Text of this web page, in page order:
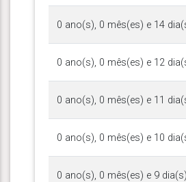
0 ano(s), 0 mês(es) e 14
0 ano(s), 0 mês(es) e 12
0 ano(s), 0 mês(es) e 11
0 ano(s), 0 mês(es) e 10
0 ano(s), 0 mês(es) e 9 dia(s)